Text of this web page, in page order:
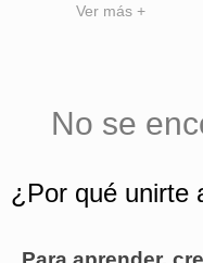
Ver más +
No se
¿Por qué unirte